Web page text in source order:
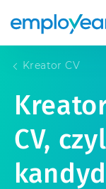
Kreator CV
CV,